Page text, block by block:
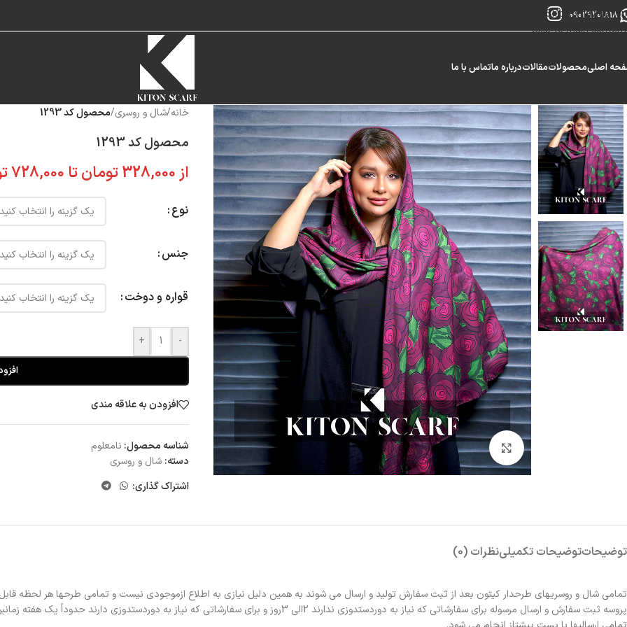
Skip to navigation
Skip to main content
09029201818
اصلیمحصولاتمقالاتدرباره ماتماس با ما
بزرگنمایی تصویر
خانه/شال و روسری/محصول کد 1293
محصول کد 1293
از328,000تومانتا 728,000
نوع
جنس
قواره و دوخت
-
+
افزودن به علاقه مندی
شناسه محصول: نامعلوم
دسته: شال و روسری
اشتراک گذاری:
توضیحاتتوضیحات تکمیلینظرات (0)
تمامی شال و روسریهای طرحدار کیتون بعد از ثبت سفارش تولید و ارسال می شوند به همین دلیل نیازی به اطلاع ازموجودی نیست و تمامی طرحها هر لحظه
پروسه ثبت سفارش و ارسال مرسوله برای سفارشاتی که نیاز به دوردستدوزی ندارند 2الی 3روز و برای سفارشاتی که نیاز به دوردستدوزی دارند حدوداً یک هفته زمانبر خواهد بود.